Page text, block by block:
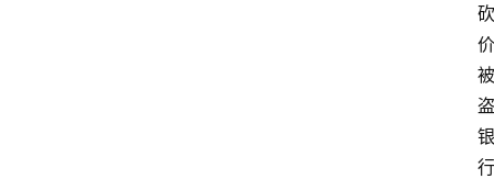
砍
价
被
盗
银
行